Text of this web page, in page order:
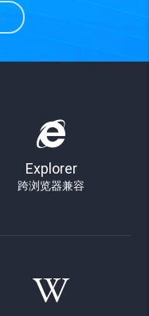
Explorer
跨浏览器兼容